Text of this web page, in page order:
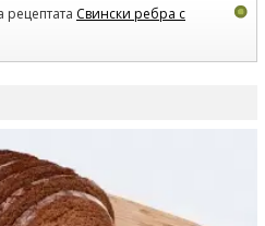
рецептата Свински ребра с